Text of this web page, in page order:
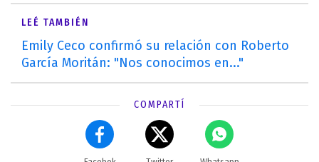
LEÉ TAMBIÉN
Emily Ceco confirmó su relación con Roberto
García Moritán: "Nos conocimos en..."
COMPARTÍ